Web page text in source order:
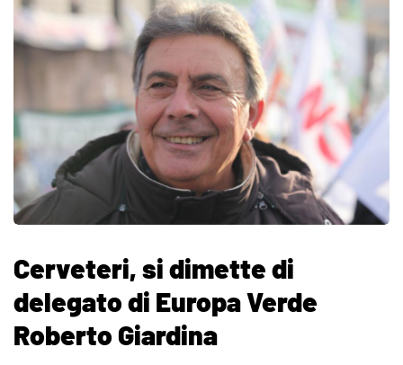
Cerveteri, si dimette di
delegato di Europa Verde
Roberto Giardina